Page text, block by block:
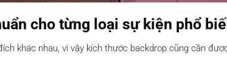
cho từng loại sự kiện phổ
khác nhau, vì vậy kích thước backdrop cũng cần